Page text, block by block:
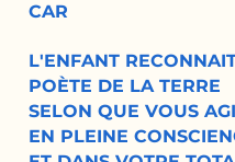
CAR
L'ENFANT
POÈTE DE LA TERRE
SELON QUE VOUS
EN PLEINE